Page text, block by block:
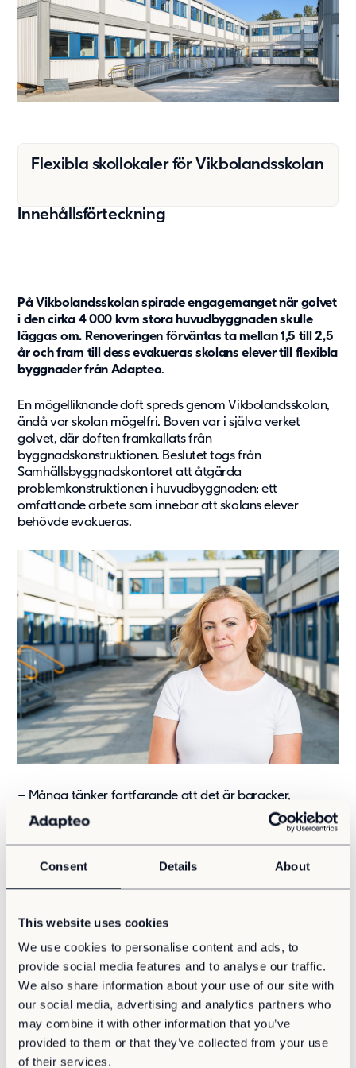
Consent Details About
This website uses cookies
We use cookies to personalise content and ads, to
provide social media features and to analyse our traffic.
We also share information about your use of our site with
our social media, advertising and analytics partners who
may combine it with other information that you’ve
provided to them or that they’ve collected from your use
of their services.
Vård & hälsa
Säkerhet & försvar
Att hyra
Fördelar med moduler
Tillval
Vårt arbete
Hållbarhetsrapportering
Om oss
Om Adapteo
Kontakt
Press & Media
Karriär
Service & Support
Kunskapsbanken
Det senaste från Adapteo
Kundreferenser
Nyheter
Artiklar, guider & insikter
Flexibla skollokaler för Vikbolandsskolan
Innehållsförteckning
På Vikbolandsskolan spirade engagemanget när golvet
i den cirka 4 000 kvm stora huvudbyggnaden skulle
läggas om. Renoveringen förväntas ta mellan 1,5 till 2,5
år och fram till dess evakueras skolans elever till flexibla
byggnader från Adapteo.
En mögelliknande doft spreds genom Vikbolandsskolan,
ändå var skolan mögelfri. Boven var i själva verket
golvet, där doften framkallats från
byggnadskonstruktionen. Beslutet togs från
Samhällsbyggnadskontoret att åtgärda
problemkonstruktionen i huvudbyggnaden; ett
omfattande arbete som innebar att skolans elever
behövde evakueras.
– Många tänker fortfarande att det är baracker,
instängda och mörka men det här är verkligen helt
tvärtom. Vi har fått totalrenoverade lokaler som är ljusa
och välkomnande med hög standard. Adapteo har varit
supernoga med att allt ska vara tipptopp och att vi i
En flexibel byggnad blev lösningen för Vikbolandsskolan
och Emelie Lagerwall, biträdande rektor på skolan, blev
ansvarig för projektet. En uppgift hon tog sig an med
stort engagemang.
– Det har blivit som mitt hjärtebarn. Jag har sett allting
växa fram och hela tiden haft skolans elever och
personal i åtanke. Det har funnits olika fysiska